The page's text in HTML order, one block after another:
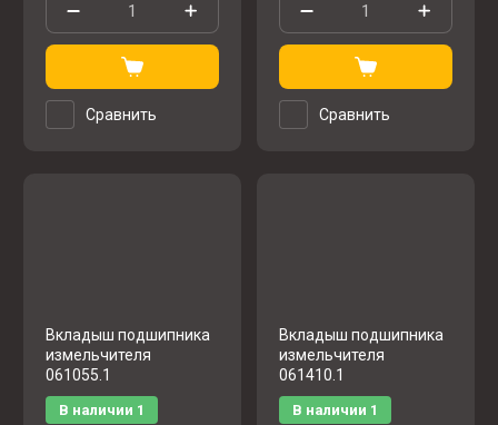
Сравнить Сравнить
Вкладыш подшипника
измельчителя
061055.1
В наличии 1
Вкладыш подшипника
измельчителя
061410.1
В наличии 1